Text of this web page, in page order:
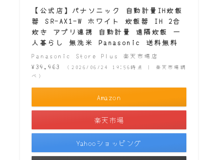
【公式店】パナソニック 自動計量IH炊飯
器 SR-AX1-W ホワイト 炊飯器 IH 2合
炊き アプリ連携 自動計量 遠隔炊飯 一
人暮らし 無洗米 Panasonic 送料無料
Panasonic Store Plus 楽天市場店
¥39,963
（2026/06/24 19:56時点 | 楽天市場調
べ）
Amazon
楽天市場
Yahooショッピング